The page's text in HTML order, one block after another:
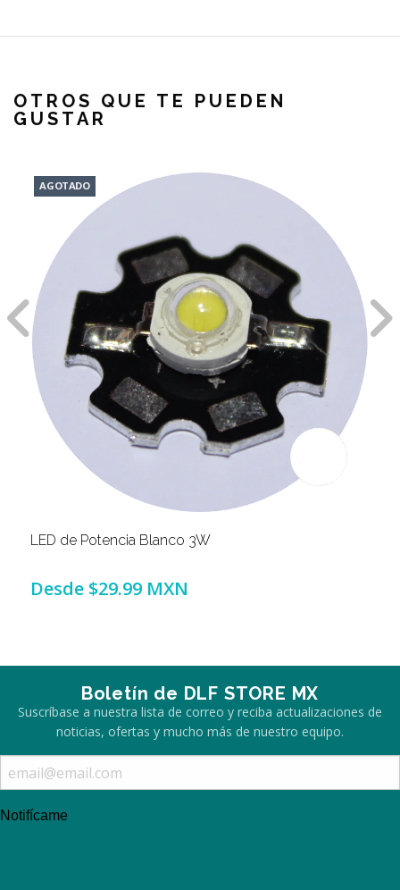
OTROS QUE TE PUEDEN
GUSTAR
AGOTADO
LED de Potencia Blanco 3W
Desde $29.99 MXN
Boletín de DLF STORE MX
Suscríbase a nuestra lista de correo y reciba actualizaciones de
noticias, ofertas y mucho más de nuestro equipo.
Notifícame